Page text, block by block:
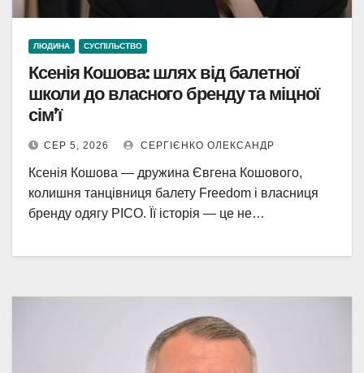
ЛЮДИНА СУСПІЛЬСТВО
Ксенія Кошова: шлях від балетної
школи до власного бренду та міцної
сім’ї
СЕР 5, 2026 СЕРГІЄНКО ОЛЕКСАНДР
Ксенія Кошова — дружина Євгена Кошового,
колишня танцівниця балету Freedom і власниця
бренду одягу PICO. Її історія — це не…